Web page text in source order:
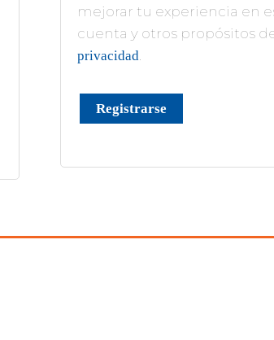
mejorar tu experiencia en
cuenta y otros propósitos
privacidad.
Registrarse